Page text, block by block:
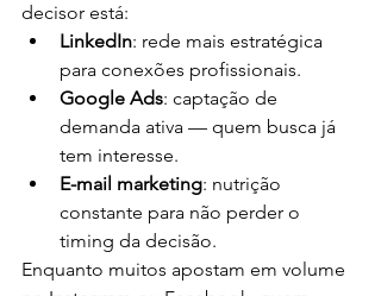
decisor está:
LinkedIn: rede mais estratégica
para conexões profissionais.
Google Ads: captação de
demanda ativa — quem busca já
tem interesse.
E-mail marketing: nutrição
constante para não perder o
timing da decisão.
Enquanto muitos apostam em volume